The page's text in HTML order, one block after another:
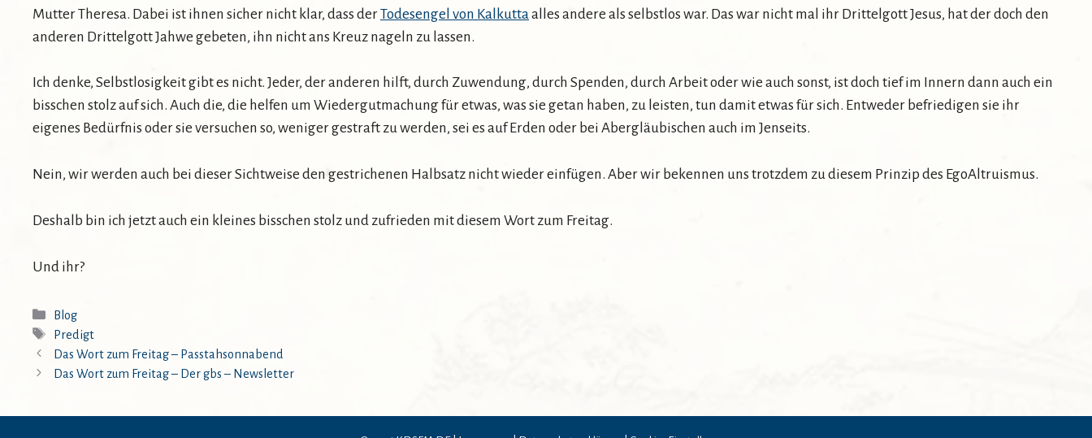
Mutter Theresa. Dabei ist ihnen sicher nicht klar, dass derTodesengel von Kalkutta alles andere als selbstlos war. Das war nicht mal ihr Drittelgott Jesus, hat der doch den
anderen Drittelgott Jahwe gebeten, ihn nicht ans Kreuz nageln zu lassen.
Ich denke, Selbstlosigkeit gibt es nicht. Jeder, der anderen hilft, durch Zuwendung, durch Spenden, durch Arbeit oder wie auch sonst, ist doch tief im Innern dann auch ein
bisschen stolz auf sich. Auch die, die helfen um Wiedergutmachung für etwas, was sie getan haben, zu leisten, tun damit etwas für sich. Entweder befriedigen sie ihr
eigenes Bedürfnis oder sie versuchen so, weniger gestraft zu werden, sei es auf Erden oder bei Abergläubischen auch im Jenseits.
Nein, wir werden auch bei dieser Sichtweise den gestrichenen Halbsatz nicht wieder einfügen. Aber wir bekennen uns trotzdem zu diesem Prinzip des EgoAltruismus.
Deshalb bin ich jetzt auch ein kleines bisschen stolz und zufrieden mit diesem Wort zum Freitag.
Und ihr?
Kategorien
Blog
Schlagwörter
Predigt
Das Wort zum Freitag – Passtahsonnabend
Das Wort zum Freitag – Der gbs – Newsletter